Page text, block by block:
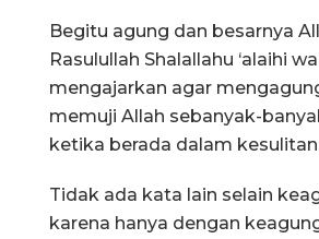
Begitu agung dan besarnya
Rasulullah Shalallahu ‘alaihi
mengajarkan agar
memuji Allah sebanyak-
ketika berada dalam
Tidak ada kata lain selain
karena hanya dengan